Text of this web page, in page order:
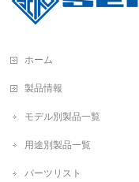
ホーム
製品情報
モデル別製品一覧
用途別製品一覧
パーツリスト